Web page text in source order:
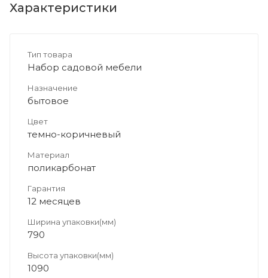
Характеристики
Тип товара
Набор садовой мебели
Назначение
бытовое
Цвет
темно-коричневый
Материал
поликарбонат
Гарантия
12 месяцев
Ширина упаковки(мм)
790
Высота упаковки(мм)
1090